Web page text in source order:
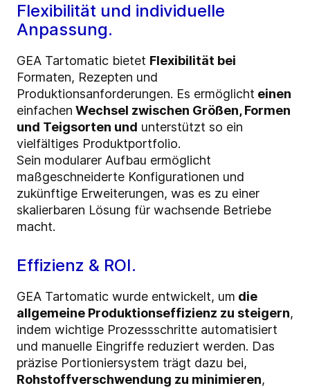
Flexibilität und individuelle
Anpassung.
GEA Tartomatic bietet Flexibilität bei
Formaten, Rezepten und
Produktionsanforderungen. Es ermöglicht einen
einfachen Wechsel zwischen Größen, Formen
und Teigsorten und unterstützt so ein
vielfältiges Produktportfolio.
Sein modularer Aufbau ermöglicht
maßgeschneiderte Konfigurationen und
zukünftige Erweiterungen, was es zu einer
skalierbaren Lösung für wachsende Betriebe
macht.
Effizienz & ROI.
GEA Tartomatic wurde entwickelt, um die
allgemeine Produktionseffizienz zu steigern,
indem wichtige Prozessschritte automatisiert
und manuelle Eingriffe reduziert werden. Das
präzise Portioniersystem trägt dazu bei,
Rohstoffverschwendung zu minimieren,